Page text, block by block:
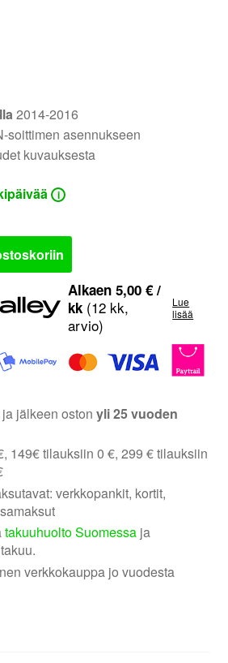
2014-2016
soittimen asennukseen
kuvauksesta
i
Alkaen 5,00 €/
kk(12 kk,
arvio)
Lue
lisää
jälkeen ostonyli 25 vuoden
149€ tilauksiin 0 €, 299 € tilauksiin
verkkopankit, kortit,
takuuhuolto Suomessa ja
verkkokauppa jo vuodesta